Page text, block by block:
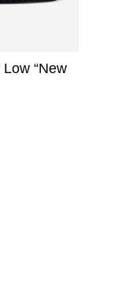
“New